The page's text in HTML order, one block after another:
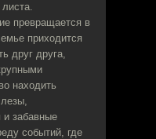
превращается в
приходится
друг друга,
находить
забавные
событий, где